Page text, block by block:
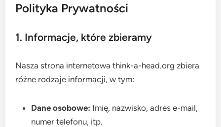
Polityka Prywatności
1. Informacje, które zbieramy
Nasza strona internetowa think-a-head.org zbiera
różne rodzaje informacji, w tym:
Dane osobowe: Imię, nazwisko, adres e-mail,
numer telefonu, itp.